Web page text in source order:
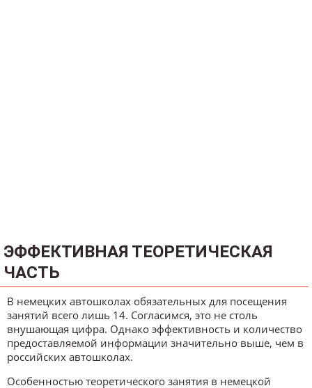
ЭФФЕКТИВНАЯ ТЕОРЕТИЧЕСКАЯ
ЧАСТЬ
В немецких автошколах обязательных для посещения
занятий всего лишь 14. Согласимся, это не столь
внушающая цифра. Однако эффективность и количество
предоставляемой информации значительно выше, чем в
российских автошколах.
Особенностью теоретического занятия в немецкой